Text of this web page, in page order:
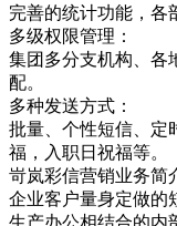
完善的统计功能，各
多级权限管理：
集团多分支机构、各
配。
多种发送方式：
批量、个性短信、定
福，入职日祝福等。
岢岚彩信营销业务简
企业客户量身定做的
生产办公相结合的内